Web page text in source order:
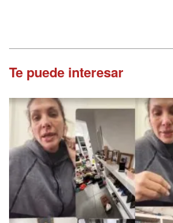
Te puede interesar